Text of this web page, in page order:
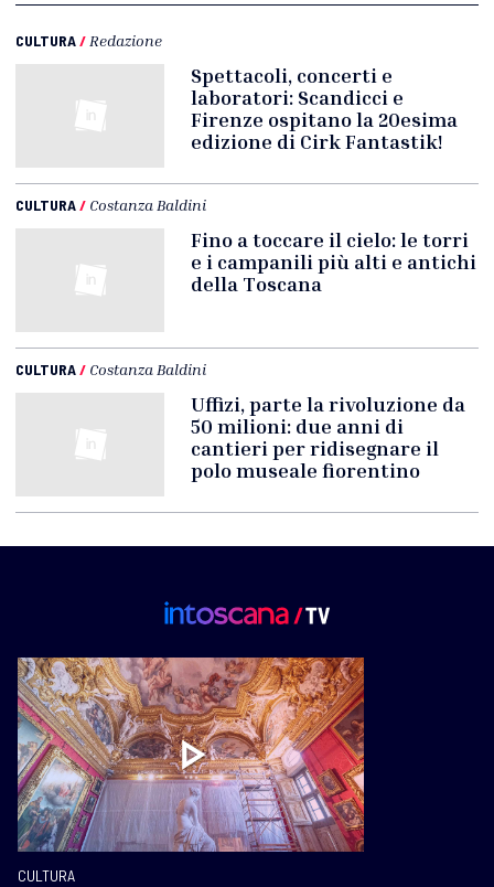
CULTURA/ Redazione
Spettacoli, concerti e
laboratori: Scandicci e
Firenze ospitano la 20esima
edizione di Cirk Fantastik!
CULTURA/ Costanza Baldini
Fino a toccare il cielo: le torri
e i campanili più alti e antichi
della Toscana
CULTURA/ Costanza Baldini
Uffizi, parte la rivoluzione da
50 milioni: due anni di
cantieri per ridisegnare il
polo museale fiorentino
CULTURA